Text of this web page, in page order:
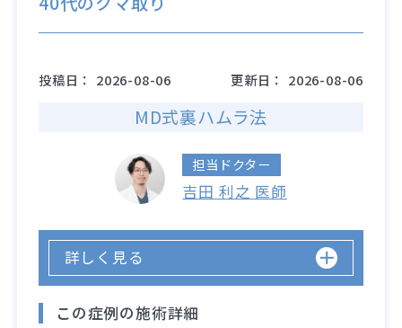
投稿日： 2026-08-06 更新日： 2026-08-06
MD式裏ハムラ法
担当ドクター
吉田 利之 医師
詳しく見る
この症例の施術詳細